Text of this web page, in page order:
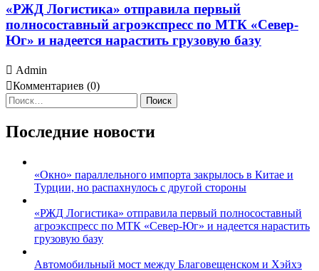
«РЖД Логистика» отправила первый
полносоставный агроэкспресс по МТК «Север-
Юг» и надеется нарастить грузовую базу
Admin
Комментариев (0)
Найти:
Последние новости
«Окно» параллельного импорта закрылось в Китае и
Турции, но распахнулось с другой стороны
«РЖД Логистика» отправила первый полносоставный
агроэкспресс по МТК «Север-Юг» и надеется нарастить
грузовую базу
Автомобильный мост между Благовещенском и Хэйхэ